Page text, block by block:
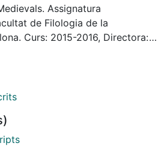
catálogo de la Biblioteca de
de Caulibus como autor
que Benedicto Bonelli fue el
a Iohannis de Caulibus
y meditatio.
Assignatura
de Filologia de la
Curs: 2015-2016, Directora:
Christi [Manuscrit],
record=b2504528~S13*cat